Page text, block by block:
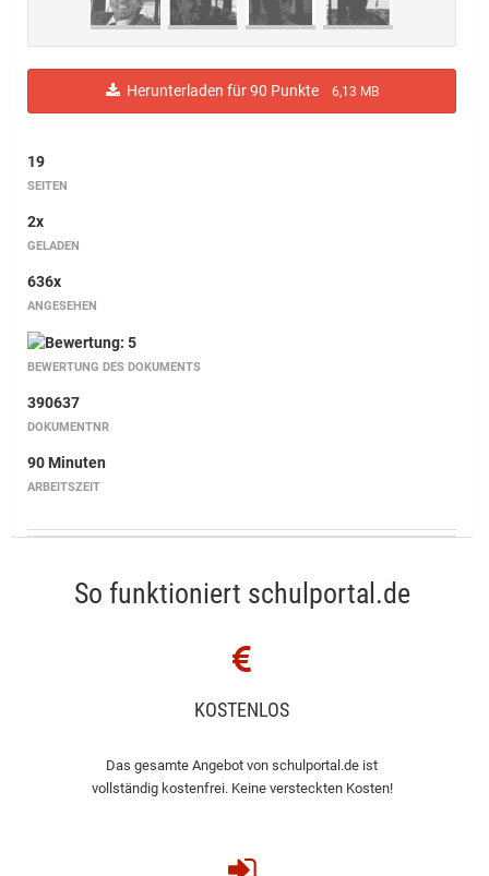
Herunterladen für 90 Punkte 6,13 MB
19
SEITEN
2x
GELADEN
636x
ANGESEHEN
BEWERTUNG DES DOKUMENTS
390637
DOKUMENTNR
90 Minuten
ARBEITSZEIT
So funktioniert schulportal.de
KOSTENLOS
Das gesamte Angebot von schulportal.de ist
vollständig kostenfrei. Keine versteckten Kosten!